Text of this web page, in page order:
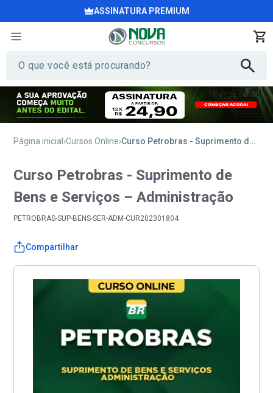
ASSINATURA PREMIUM
Página inicial Cursos Online Curso Petrobras - Suprimento de Bens e Serviços – Administração
Curso Petrobras - Suprimento de
Bens e Serviços – Administração
PETROBRAS-SUP-BENS-SER-ADM-CUR202301804
Compartilhar